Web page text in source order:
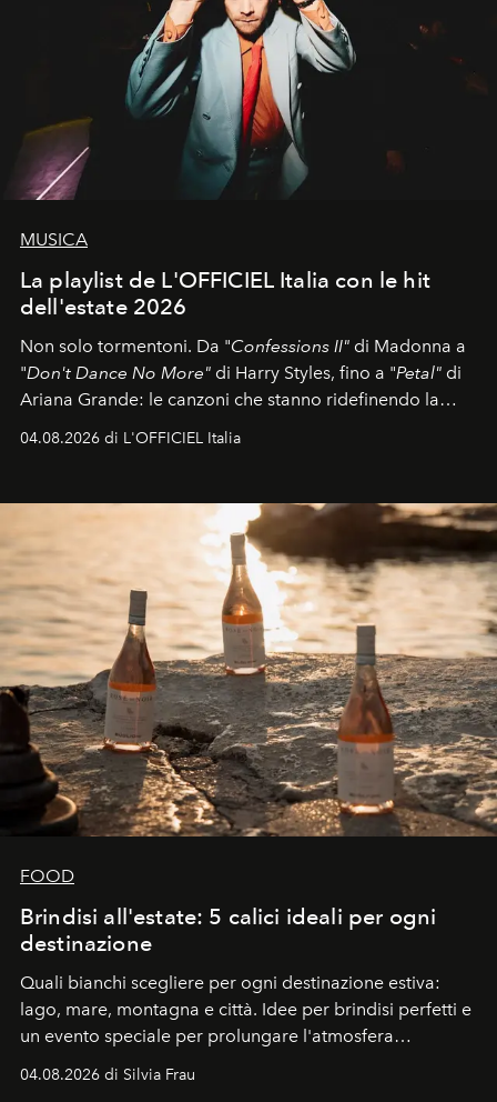
MUSICA
La playlist de L'OFFICIEL Italia con le hit
dell'estate 2026
Non solo tormentoni. Da "Confessions II" di Madonna a
"Don't Dance No More" di Harry Styles, fino a "Petal" di
Ariana Grande: le canzoni che stanno ridefinendo la
04.08.2026 di L'OFFICIEL Italia
FOOD
Brindisi all'estate: 5 calici ideali per ogni
destinazione
Quali bianchi scegliere per ogni destinazione estiva:
lago, mare, montagna e città. Idee per brindisi perfetti e
un evento speciale per prolungare l'atmosfera
04.08.2026 di Silvia Frau